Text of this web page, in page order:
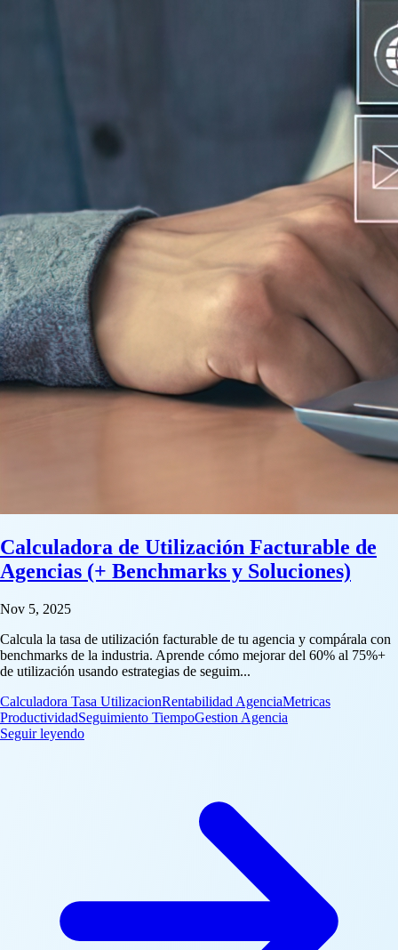
Calculadora de Utilización Facturable de
Agencias (+ Benchmarks y Soluciones)
Nov 5, 2025
Calcula la tasa de utilización facturable de tu agencia y compárala con
benchmarks de la industria. Aprende cómo mejorar del 60% al 75%+
de utilización usando estrategias de seguim...
Calculadora Tasa UtilizacionRentabilidad AgenciaMetricas
ProductividadSeguimiento TiempoGestion Agencia
Seguir leyendo: Calculadora de Utilización Facturable de Agencias (+